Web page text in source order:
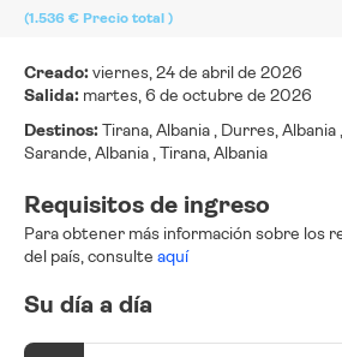
(1.536 € Precio total )
Creado:viernes, 24 de abril de 2026
Salida: martes, 6 de octubre de 2026
Destinos:Tirana, Albania , Durres, Albania
Sarande, Albania , Tirana, Albania
Requisitos de ingreso
Para obtener más información sobre los
del país, consulte aquí
Su día a día